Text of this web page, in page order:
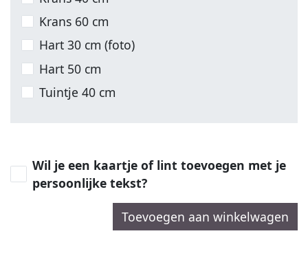
Krans 60 cm
Hart 30 cm (foto)
Hart 50 cm
Tuintje 40 cm
Wil je een kaartje of lint toevoegen met je
persoonlijke tekst?
Toevoegen aan winkelwagen